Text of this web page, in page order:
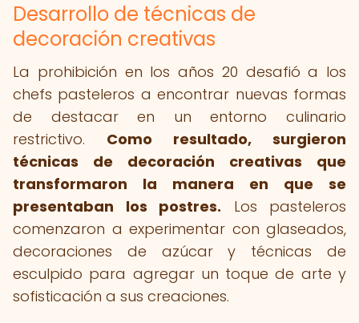
Desarrollo de técnicas de
decoración creativas
La prohibición en los años 20 desafió a los
chefs pasteleros a encontrar nuevas formas
de destacar en un entorno culinario
restrictivo. Como resultado, surgieron
técnicas de decoración creativas que
transformaron la manera en que se
presentaban los postres. Los pasteleros
comenzaron a experimentar con glaseados,
decoraciones de azúcar y técnicas de
esculpido para agregar un toque de arte y
sofisticación a sus creaciones.